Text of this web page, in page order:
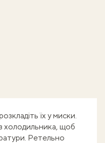
їх у миски.
холодильника, щоб
Ретельно